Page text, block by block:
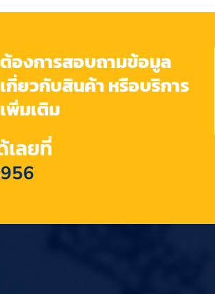
ต้องการสอบถามข้อมูล
เกี่ยวกับสินค้า หรือบริการ
เพิ่มเติม
เลยที่